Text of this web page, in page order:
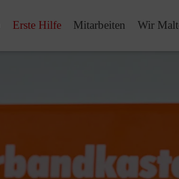
Erste Hilfe Mitarbeiten Wir